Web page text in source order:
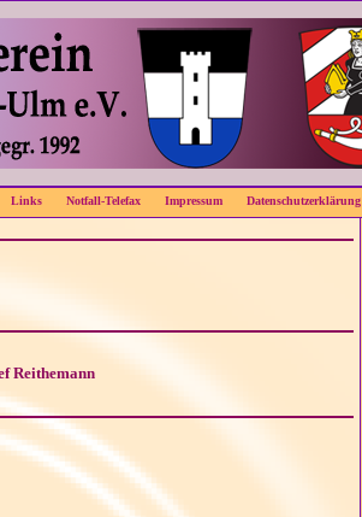
Links Notfall-Telefax Impressum Datenschutzerklärung
Reithemann